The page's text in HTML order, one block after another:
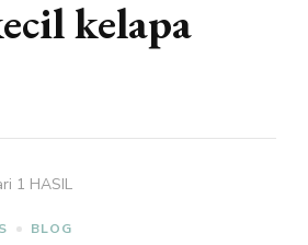
kelapa
1 HASIL
BLOG